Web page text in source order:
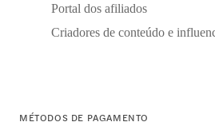
Portal dos afiliados
Criadores de conteúdo e
MÉTODOS DE PAGAMENTO